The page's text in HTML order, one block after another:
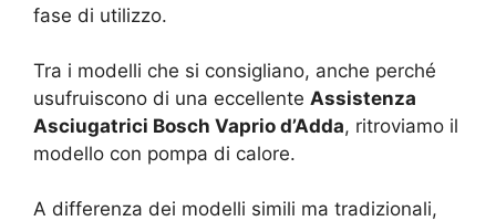
fase di utilizzo.
Tra i modelli che si consigliano, anche perché
usufruiscono di una eccellente Assistenza
Asciugatrici Bosch Vaprio d’Adda, ritroviamo il
modello con pompa di calore.
A differenza dei modelli simili ma tradizionali,